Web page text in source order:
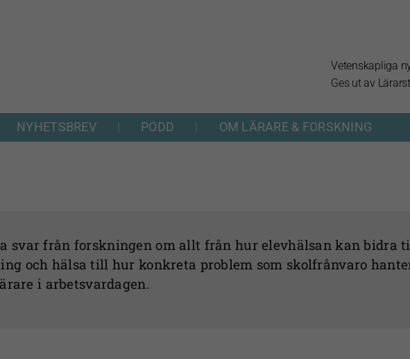
Vetenskapliga
Ges ut av
NYHETSBREV PODD OM LÄRARE & FORSKNING
svar från forskningen om allt från hur elevhälsan kan bidra
och hälsa till hur konkreta problem som skolfrånvaro
i arbetsvardagen.